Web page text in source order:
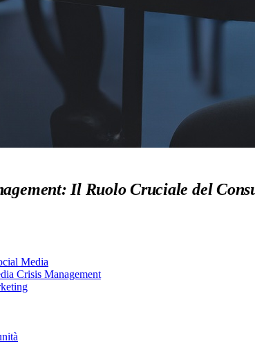
Il Ruolo Cruciale del
Media
Crisis Management